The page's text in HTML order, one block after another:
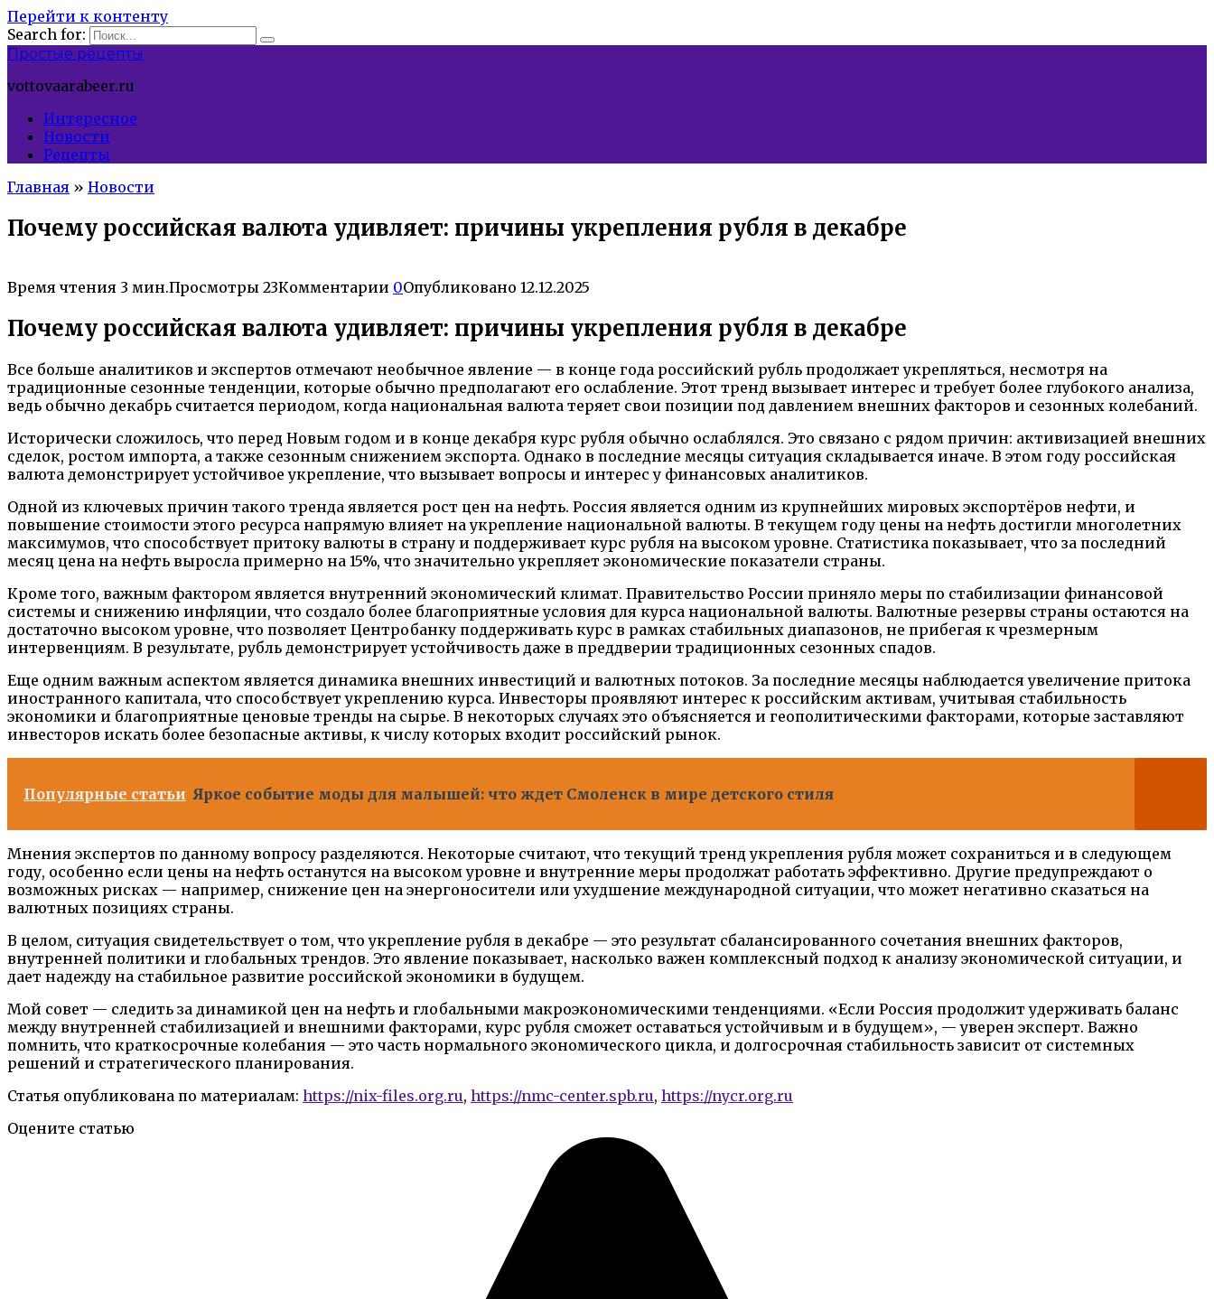
Перейти к контенту
Search for:
Простые рецепты
vottovaarabeer.ru
Интересное
Новости
Рецепты
Главная » Новости
Почему российская валюта удивляет: причины укрепления рубля в декабре
Время чтения 3 мин.Просмотры 23Комментарии 0Опубликовано 12.12.2025
Почему российская валюта удивляет: причины укрепления рубля в декабре
Все больше аналитиков и экспертов отмечают необычное явление — в конце года российский рубль продолжает укрепляться, несмотря на
традиционные сезонные тенденции, которые обычно предполагают его ослабление. Этот тренд вызывает интерес и требует более глубокого анализа,
ведь обычно декабрь считается периодом, когда национальная валюта теряет свои позиции под давлением внешних факторов и сезонных колебаний.
Исторически сложилось, что перед Новым годом и в конце декабря курс рубля обычно ослаблялся. Это связано с рядом причин: активизацией внешних
сделок, ростом импорта, а также сезонным снижением экспорта. Однако в последние месяцы ситуация складывается иначе. В этом году российская
валюта демонстрирует устойчивое укрепление, что вызывает вопросы и интерес у финансовых аналитиков.
Одной из ключевых причин такого тренда является рост цен на нефть. Россия является одним из крупнейших мировых экспортёров нефти, и
повышение стоимости этого ресурса напрямую влияет на укрепление национальной валюты. В текущем году цены на нефть достигли многолетних
максимумов, что способствует притоку валюты в страну и поддерживает курс рубля на высоком уровне. Статистика показывает, что за последний
месяц цена на нефть выросла примерно на 15%, что значительно укрепляет экономические показатели страны.
Кроме того, важным фактором является внутренний экономический климат. Правительство России приняло меры по стабилизации финансовой
системы и снижению инфляции, что создало более благоприятные условия для курса национальной валюты. Валютные резервы страны остаются на
достаточно высоком уровне, что позволяет Центробанку поддерживать курс в рамках стабильных диапазонов, не прибегая к чрезмерным
интервенциям. В результате, рубль демонстрирует устойчивость даже в преддверии традиционных сезонных спадов.
Еще одним важным аспектом является динамика внешних инвестиций и валютных потоков. За последние месяцы наблюдается увеличение притока
иностранного капитала, что способствует укреплению курса. Инвесторы проявляют интерес к российским активам, учитывая стабильность
экономики и благоприятные ценовые тренды на сырье. В некоторых случаях это объясняется и геополитическими факторами, которые заставляют
инвесторов искать более безопасные активы, к числу которых входит российский рынок.
Популярные статьи Яркое событие моды для малышей: что ждет Смоленск в мире детского стиля
Мнения экспертов по данному вопросу разделяются. Некоторые считают, что текущий тренд укрепления рубля может сохраниться и в следующем
году, особенно если цены на нефть останутся на высоком уровне и внутренние меры продолжат работать эффективно. Другие предупреждают о
возможных рисках — например, снижение цен на энергоносители или ухудшение международной ситуации, что может негативно сказаться на
валютных позициях страны.
В целом, ситуация свидетельствует о том, что укрепление рубля в декабре — это результат сбалансированного сочетания внешних факторов,
внутренней политики и глобальных трендов. Это явление показывает, насколько важен комплексный подход к анализу экономической ситуации, и
дает надежду на стабильное развитие российской экономики в будущем.
Мой совет — следить за динамикой цен на нефть и глобальными макроэкономическими тенденциями. «Если Россия продолжит удерживать баланс
между внутренней стабилизацией и внешними факторами, курс рубля сможет оставаться устойчивым и в будущем», — уверен эксперт. Важно
помнить, что краткосрочные колебания — это часть нормального экономического цикла, и долгосрочная стабильность зависит от системных
решений и стратегического планирования.
Статья опубликована по материалам: https://nix-files.org.ru, https://nmc-center.spb.ru, https://nycr.org.ru
Оцените статью